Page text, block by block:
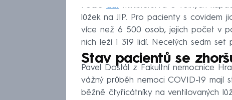
Podle dat ministerstva o volných
lůžek na JIP. Pro pacienty s covidem
více než 6 500 osob, jejich počet v
nich leží 1 319 lidí. Necelých sedm
Stav pacientů se
Pavel Dostál z Fakultní nemocnice
vážný průběh nemoci COVID-19 mají
běžně čtyřicátníky na ventilovaných